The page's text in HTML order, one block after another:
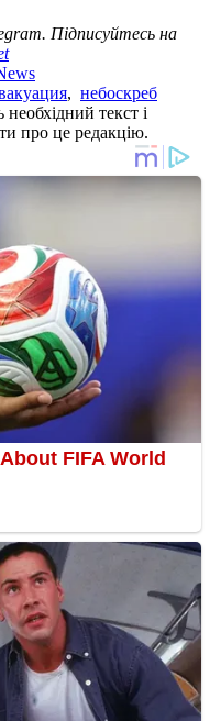
Підписуйтесь на
, небоскреб
текст і
про це редакцію.